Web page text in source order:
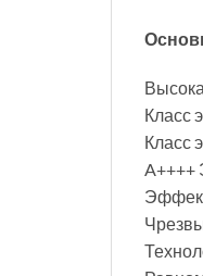
Класс
Класс
A++++